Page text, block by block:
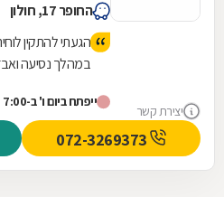
יצירת קשר
החופר 17, חולון
הגעתי להתקין
במהלך נסיעה
המקום מטופח ונקי.
ייפתח ביום ו' ב-7:00